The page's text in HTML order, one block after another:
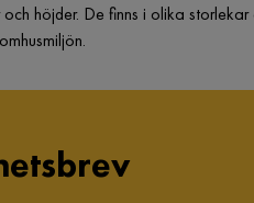
höjder. De finns i olika